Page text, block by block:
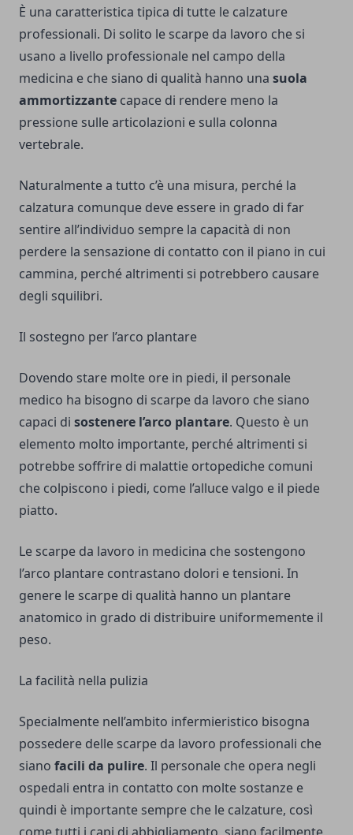
È una caratteristica tipica di tutte le calzature
professionali. Di solito le scarpe da lavoro che si
usano a livello professionale nel campo della
medicina e che siano di qualità hanno una suola
ammortizzante capace di rendere meno la
pressione sulle articolazioni e sulla colonna
vertebrale.
Naturalmente a tutto c’è una misura, perché la
calzatura comunque deve essere in grado di far
sentire all’individuo sempre la capacità di non
perdere la sensazione di contatto con il piano in cui
cammina, perché altrimenti si potrebbero causare
degli squilibri.
Il sostegno per l’arco plantare
Dovendo stare molte ore in piedi, il personale
medico ha bisogno di scarpe da lavoro che siano
capaci di sostenere l’arco plantare. Questo è un
elemento molto importante, perché altrimenti si
potrebbe soffrire di malattie ortopediche comuni
che colpiscono i piedi, come l’alluce valgo e il piede
piatto.
Le scarpe da lavoro in medicina che sostengono
l’arco plantare contrastano dolori e tensioni. In
genere le scarpe di qualità hanno un plantare
anatomico in grado di distribuire uniformemente il
peso.
La facilità nella pulizia
Specialmente nell’ambito infermieristico bisogna
possedere delle scarpe da lavoro professionali che
siano facili da pulire. Il personale che opera negli
ospedali entra in contatto con molte sostanze e
quindi è importante sempre che le calzature, così